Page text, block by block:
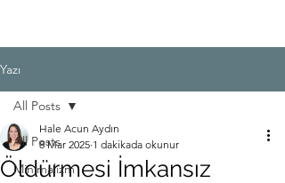
Yazı
All Posts
Minimalizm
All Posts
Öldürmesi İmkansız
Hale Acun Aydın
8 Mar 2025 1 dakikada okunur